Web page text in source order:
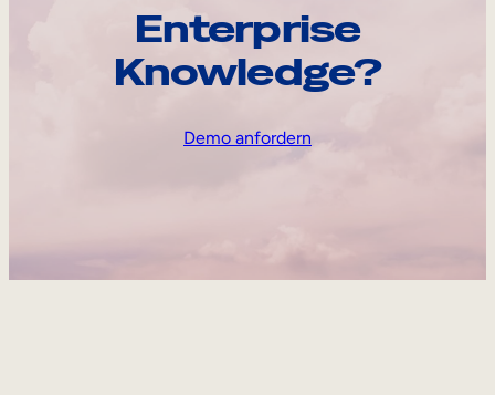
Enterprise
Knowledge?
Demo anfordern